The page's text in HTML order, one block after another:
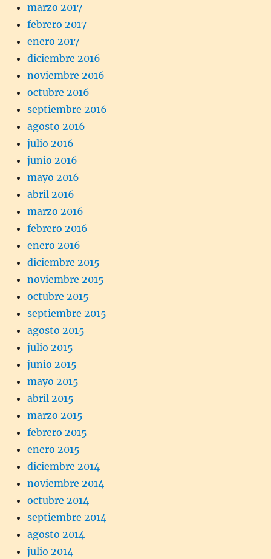
marzo 2017
febrero 2017
enero 2017
diciembre 2016
noviembre 2016
octubre 2016
septiembre 2016
agosto 2016
julio 2016
junio 2016
mayo 2016
abril 2016
marzo 2016
febrero 2016
enero 2016
diciembre 2015
noviembre 2015
octubre 2015
septiembre 2015
agosto 2015
julio 2015
junio 2015
mayo 2015
abril 2015
marzo 2015
febrero 2015
enero 2015
diciembre 2014
noviembre 2014
octubre 2014
septiembre 2014
agosto 2014
julio 2014